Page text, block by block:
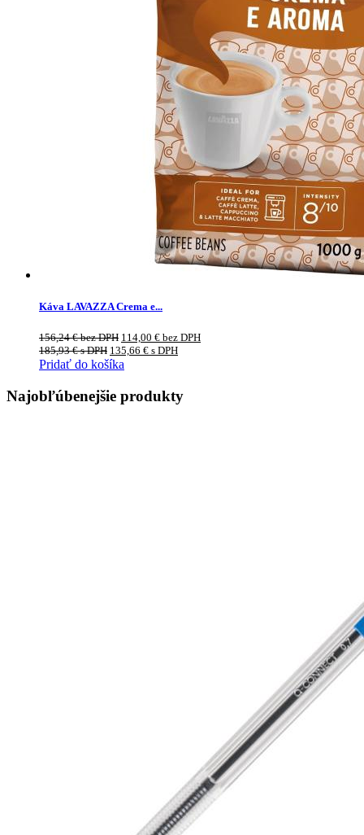
Káva LAVAZZA Crema e...
156,24€bez DPH 114,00 € bez DPH
185,93€s DPH 135,66 € s DPH
Pridať do košíka
Najobľúbenejšie produkty